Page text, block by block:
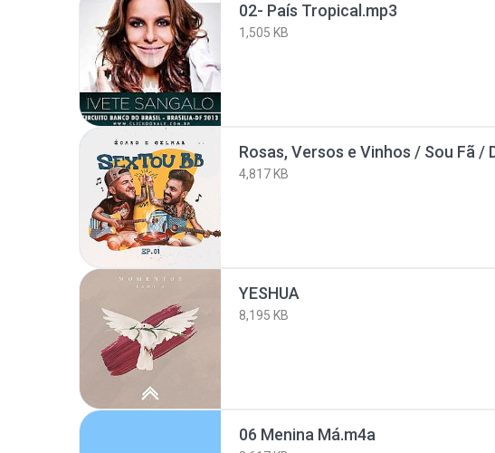
02- País Tropical.mp3
1,505 KB
4,817 KB
YESHUA
8,195 KB
06 Menina Má.m4a